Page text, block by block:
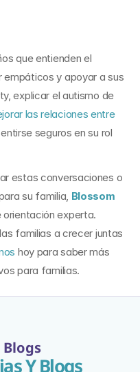
que entienden el
empáticos y apoyar a sus
explicar el autismo de
las relaciones entre
seguros en su rol
estas conversaciones o
su familia, Blossom
experta.
familias a crecer juntas
hoy para saber más
para familias.
Y Blogs